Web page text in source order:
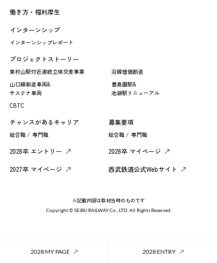
2028 MY PAGE 2028 ENTRY
働き方・福利厚生
インターンシップ
インターンシップレポート
プロジェクトストーリー
東村山駅付近連続立体交差事業
沿線価値創造
山口線新造車両&
サステナ車両
豊島園駅&
池袋駅リニューアル
CBTC
チャンスがあるキャリア
総合職 / 専門職
募集要項
総合職 / 専門職
2028卒 エントリー
2028卒 マイページ
2027卒 マイページ
西武鉄道公式Webサイト
※記載内容は取材当時のものです
Copyright © SEIBU RAILWAY Co., LTD. All Rights Reserved.